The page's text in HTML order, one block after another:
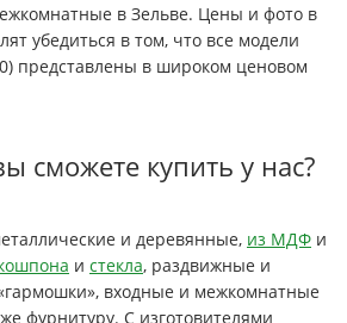
в Зельве. Цены и фото в
убедиться в том, что все модели
представлены в широком ценовом
сможете купить у нас?
и деревянные, из МДФ и
и стекла, раздвижные и
входные и межкомнатные
фурнитуру. С изготовителями